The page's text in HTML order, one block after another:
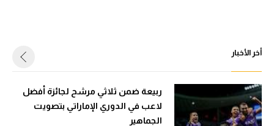
أخر الأخبار
ربيعة ضمن ثلاثي مرشح لجائزة أفضل
لاعب في الدوري الإماراتي بتصويت
الجماهير